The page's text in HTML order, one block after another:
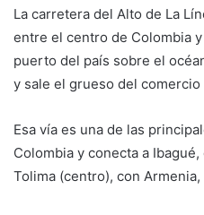
La carretera del Alto de La
entre el centro de Colombia
puerto del país sobre el
y sale el grueso del
Esa vía es una de las
Colombia y conecta a
Tolima (centro), con